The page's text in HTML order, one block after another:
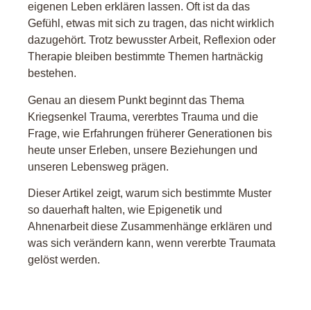
eigenen Leben erklären lassen. Oft ist da das
Gefühl, etwas mit sich zu tragen, das nicht wirklich
dazugehört. Trotz bewusster Arbeit, Reflexion oder
Therapie bleiben bestimmte Themen hartnäckig
bestehen.
Genau an diesem Punkt beginnt das Thema
Kriegsenkel Trauma, vererbtes Trauma und die
Frage, wie Erfahrungen früherer Generationen bis
heute unser Erleben, unsere Beziehungen und
unseren Lebensweg prägen.
Dieser Artikel zeigt, warum sich bestimmte Muster
so dauerhaft halten, wie Epigenetik und
Ahnenarbeit diese Zusammenhänge erklären und
was sich verändern kann, wenn vererbte Traumata
gelöst werden.